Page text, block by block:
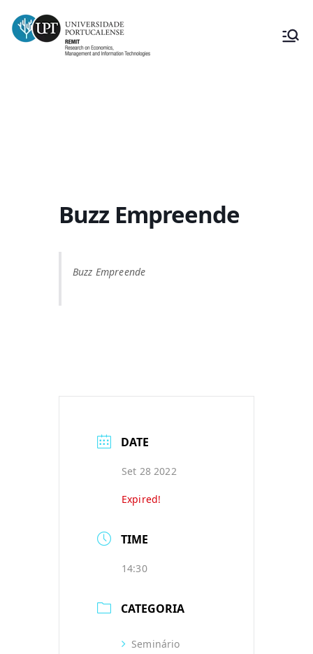
Buzz Empreende
Buzz Empreende
DATE
Set 28 2022
Expired!
TIME
14:30
CATEGORIA
Seminário